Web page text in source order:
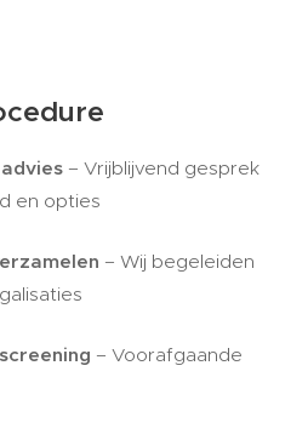
– Vrijblijvend gesprek
en opties
– Wij begeleiden
– Voorafgaande